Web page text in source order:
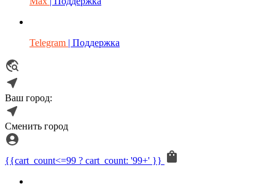
Telegram | Поддержка
Ваш город:
Сменить город
{{cart_count<=99 ? cart_count: '99+' }}